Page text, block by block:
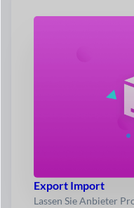
Export Import
Lassen Sie Anbieter